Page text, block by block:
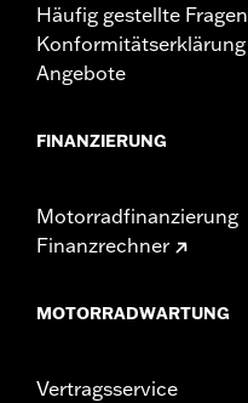
Häufig gestellte Fragen
Konformitätserklärung
Angebote
FINANZIERUNG
Motorradfinanzierung
Finanzrechner
MOTORRADWARTUNG
Vertragsservice